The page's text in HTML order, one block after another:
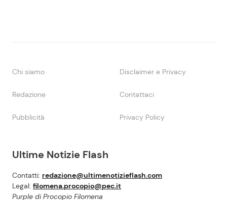
Ultime Notizie Flash
Contatti: redazione@ultimenotizieflash.com
Legal: filomena.procopio@pec.it
Purple di Procopio Filomena
Chi siamo Disclaimer e Privacy
Redazione Contattaci
Pubblicità Privacy Policy